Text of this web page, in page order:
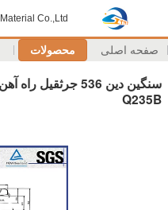
Co.,Ltd.
صفحه اصلی محصولات
Q235B